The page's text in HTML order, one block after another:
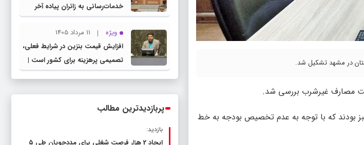
در مشهد تشکیل شد.
مصارف غیرشرب بررسی شد.
بودند که با توجه به عدم تخصیص بودجه به خط
خدمات‌رسانی به زائران پیاده آخر
صفر در شهرستان چناران
ویژه
11 مرداد 1405
افزایش قیمت بنزین در شرایط فعلی،
تصمیمی پرهزینه برای کشور است |
دولت، قاچاق سوخت و عوامل اصلی
پربازدیدترین مطالب
بازدید:
ایجاد 2 هزار فرصت شغلی برای مددجویان طی ۵